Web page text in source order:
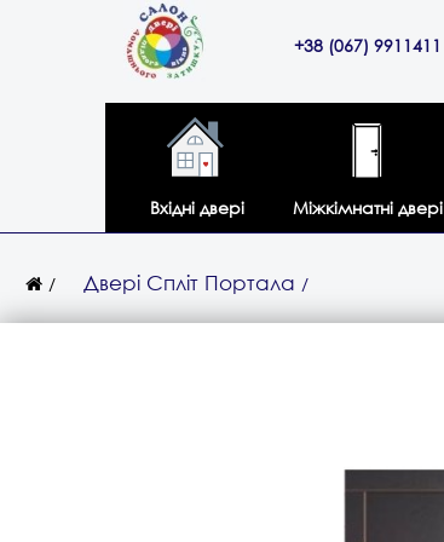
+38 (067) 9911411
Вхідні двері Міжкімнатні двері
Двері Спліт Портала